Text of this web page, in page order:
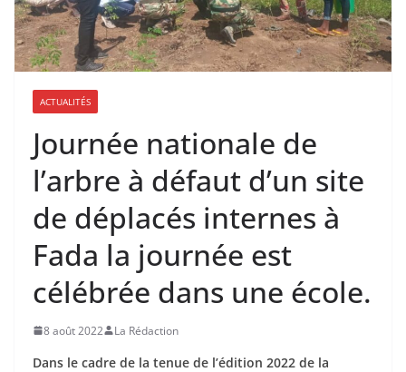
ACTUALITÉS
Journée nationale de
l’arbre à défaut d’un site
de déplacés internes à
Fada la journée est
célébrée dans une école.
8 août 2022 La Rédaction
Dans le cadre de la tenue de l’édition 2022 de la